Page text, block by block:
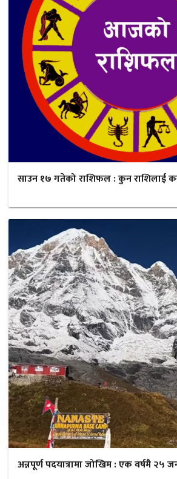
साउन १७ गतेको राशिफल : कुन राशिलाई
अन्नपूर्ण पदयात्रामा जोखिम : एक वर्षमै २५